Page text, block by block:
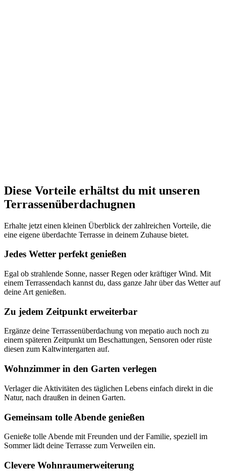
Diese Vorteile erhältst du mit unseren
Terrassenüberdachugnen
Erhalte jetzt einen kleinen Überblick der zahlreichen Vorteile, die
eine eigene überdachte Terrasse in deinem Zuhause bietet.
Jedes Wetter perfekt genießen
Egal ob strahlende Sonne, nasser Regen oder kräftiger Wind. Mit
einem Terrassendach kannst du, dass ganze Jahr über das Wetter auf
deine Art genießen.
Zu jedem Zeitpunkt erweiterbar
Ergänze deine Terrassenüberdachung von mepatio auch noch zu
einem späteren Zeitpunkt um Beschattungen, Sensoren oder rüste
diesen zum Kaltwintergarten auf.
Wohnzimmer in den Garten verlegen
Verlager die Aktivitäten des täglichen Lebens einfach direkt in die
Natur, nach draußen in deinen Garten.
Gemeinsam tolle Abende genießen
Genieße tolle Abende mit Freunden und der Familie, speziell im
Sommer lädt deine Terrasse zum Verweilen ein.
Clevere Wohnraumerweiterung